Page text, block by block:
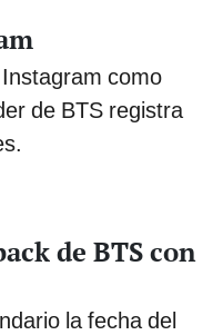
como
de BTS registra
de BTS con
la fecha del